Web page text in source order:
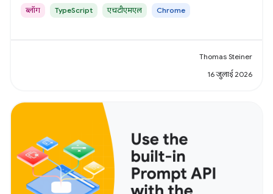
ब्लॉग TypeScript एचटीएमएल Chrome
Thomas Steiner
16 जुलाई 2026